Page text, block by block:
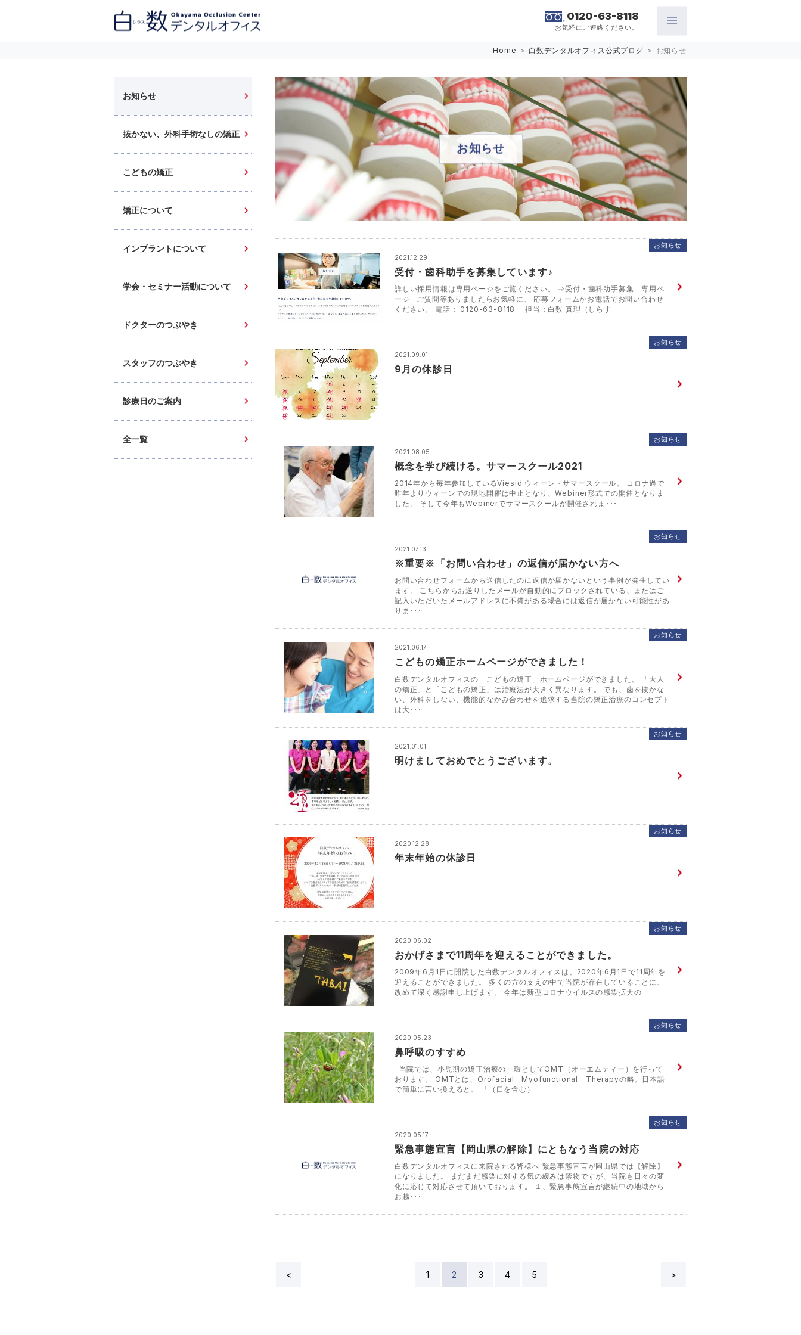
0120-63-8118
お気軽にご連絡ください。
Home > 白数デンタルオフィス公式ブログ > お知らせ
お知らせ
2021.12.29
受付・歯科助手を募集しています♪
詳しい採用情報は専用ページをご覧ください。 ⇒受付・歯科助手募集 専用ペ
ージ ご質問等ありましたらお気軽に、 応募フォームかお電話でお問い合わせ
ください。 電話： 0120-63-8118 担当：白数 真理（しらす･･･
お知らせ
2021.09.01
9月の休診日
お知らせ
2021.08.05
概念を学び続ける。サマースクール2021
2014年から毎年参加しているViesid ウィーン・サマースクール。 コロナ過で
昨年よりウィーンでの現地開催は中止となり、Webiner形式での開催となりま
した。 そして今年もWebinerでサマースクールが開催されま･･･
お知らせ
2021.07.13
※重要※「お問い合わせ」の返信が届かない方へ
お問い合わせフォームから送信したのに返信が届かないという事例が発生してい
ます。 こちらからお送りしたメールが自動的にブロックされている、またはご
記入いただいたメールアドレスに不備がある場合には返信が届かない可能性があ
りま･･･
お知らせ
2021.06.17
こどもの矯正ホームページができました！
白数デンタルオフィスの「こどもの矯正」ホームページができました。 「大人
の矯正」と「こどもの矯正」は治療法が大きく異なります。 でも、歯を抜かな
い、外科をしない、機能的なかみ合わせを追求する当院の矯正治療のコンセプト
は大･･･
お知らせ
2021.01.01
明けましておめでとうございます。
お知らせ
2020.12.28
年末年始の休診日
お知らせ
2020.06.02
おかげさまで11周年を迎えることができました。
2009年6月1日に開院した白数デンタルオフィスは、2020年6月1日で11周年を
迎えることができました。 多くの方の支えの中で当院が存在していることに、
改めて深く感謝申し上げます。 今年は新型コロナウイルスの感染拡大の･･･
お知らせ
2020.05.23
鼻呼吸のすすめ
当院では、小児期の矯正治療の一環としてOMT（オーエムティー）を行って
おります。 OMTとは、Orofacial Myofunctional Therapyの略。日本語
で簡単に言い換えると、 「（口を含む）･･･
お知らせ
2020.05.17
緊急事態宣言【岡山県の解除】にともなう当院の対応
白数デンタルオフィスに来院される皆様へ 緊急事態宣言が岡山県では【解除】
になりました。 まだまだ感染に対する気の緩みは禁物ですが、当院も日々の変
化に応じて対応させて頂いております。 １、緊急事態宣言が継続中の地域から
お越･･･
お知らせ
< 1 2 3 4 5 >
お知らせ
抜かない、外科手術なしの矯正
こどもの矯正
矯正について
インプラントについて
学会・セミナー活動について
ドクターのつぶやき
スタッフのつぶやき
診療日のご案内
全一覧